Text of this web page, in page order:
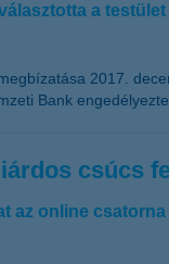
a
2017.
Bank
csúcs
az online csatorna